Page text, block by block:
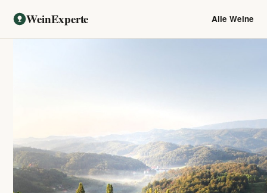
WeinExperte Alle Weine